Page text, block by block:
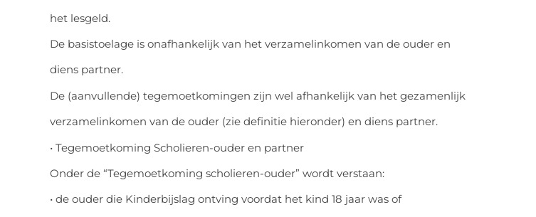
het lesgeld.
De basistoelage is onafhankelijk van het verzamelinkomen van de ouder en
diens partner.
De (aanvullende) tegemoetkomingen zijn wel afhankelijk van het gezamenlijk
verzamelinkomen van de ouder (zie definitie hieronder) en diens partner.
• Tegemoetkoming Scholieren-ouder en partner
Onder de “Tegemoetkoming scholieren-ouder” wordt verstaan:
• de ouder die Kinderbijslag ontving voordat het kind 18 jaar was of